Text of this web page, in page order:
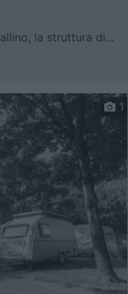
la struttura di...
1